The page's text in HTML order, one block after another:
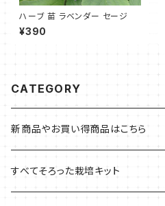
ハーブ 苗 ラベンダー セージ
¥390
CATEGORY
新商品やお買い得商品はこちら
今イチオシの商品
すべてそろった栽培キット